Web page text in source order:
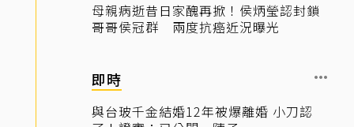
母親病逝昔日家醜再掀！侯炳瑩認封鎖
哥哥侯冠群 兩度抗癌近況曝光
即時
與台玻千金結婚12年被爆離婚 小刀認